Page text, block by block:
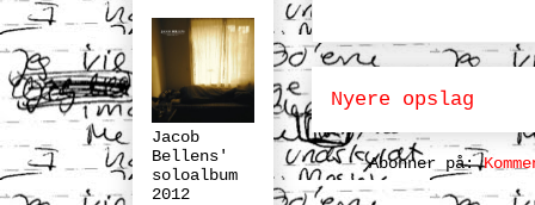
Nyere opslag
Abonner på:
Jacob
Bellens'
soloalbum
2012